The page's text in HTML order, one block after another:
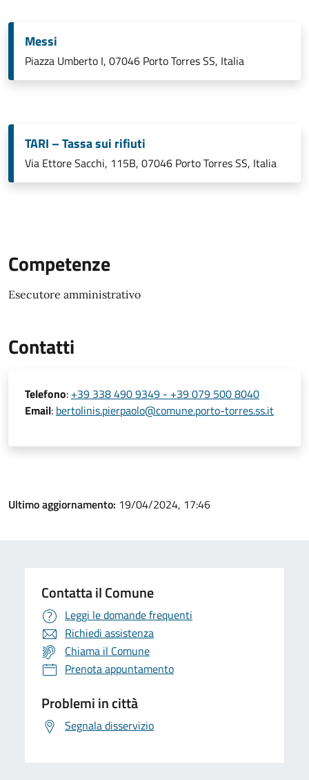
Messi
Piazza Umberto I, 07046 Porto Torres SS, Italia
TARI – Tassa sui rifiuti
Via Ettore Sacchi, 115B, 07046 Porto Torres SS, Italia
Competenze
Esecutore amministrativo
Contatti
Telefono: +39 338 490 9349 - +39 079 500 8040
Email: bertolinis.pierpaolo@comune.porto-torres.ss.it
Ultimo aggiornamento: 19/04/2024, 17:46
Contatta il Comune
Leggi le domande frequenti
Richiedi assistenza
Chiama il Comune
Prenota appuntamento
Problemi in città
Segnala disservizio